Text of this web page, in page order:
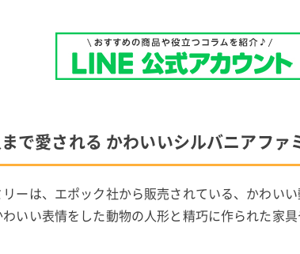
で愛される かわいいシルバニアファ
ーは、エポック社から販売されている、かわい
いい表情をした動物の人形と精巧に作られた家